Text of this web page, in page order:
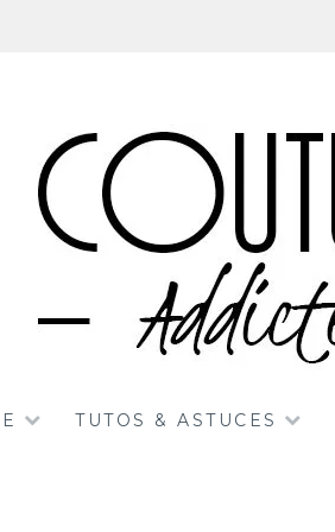
TUTOS & ASTUCES